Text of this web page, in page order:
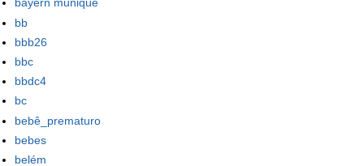
bayern munique
bb
bbb26
bbc
bbdc4
bc
bebê_prematuro
bebes
belém